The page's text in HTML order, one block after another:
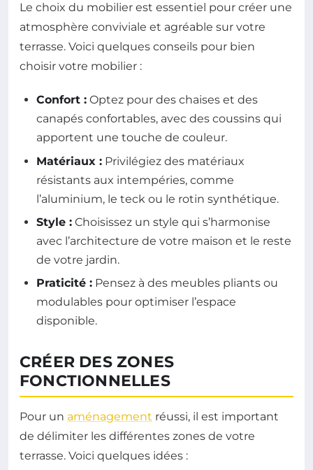
Le choix du mobilier est essentiel pour créer une
atmosphère conviviale et agréable sur votre
terrasse. Voici quelques conseils pour bien
choisir votre mobilier :
Confort : Optez pour des chaises et des
canapés confortables, avec des coussins qui
apportent une touche de couleur.
Matériaux : Privilégiez des matériaux
résistants aux intempéries, comme
l’aluminium, le teck ou le rotin synthétique.
Style : Choisissez un style qui s’harmonise
avec l’architecture de votre maison et le reste
de votre jardin.
Praticité : Pensez à des meubles pliants ou
modulables pour optimiser l’espace
disponible.
CRÉER DES ZONES
FONCTIONNELLES
Pour un aménagement réussi, il est important
de délimiter les différentes zones de votre
terrasse. Voici quelques idées :